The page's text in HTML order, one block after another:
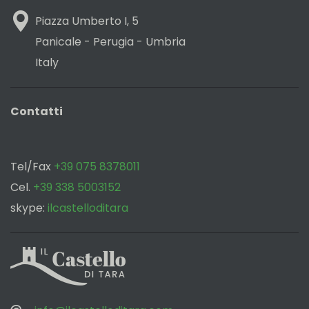
Piazza Umberto I, 5
Panicale - Perugia - Umbria
Italy
Contatti
Tel/Fax +39 075 8378011
Cel. +39 338 5003152
skype: ilcastelloditara
‌